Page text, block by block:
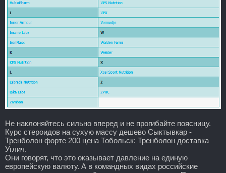
Не наклоняйтесь сильно вперед и не прогибайте поясницу.
Курс стероидов на сухую массу дешево Сыктывкар -
Тренболон форте 200 цена Тобольск: Тренболон доставка
Углич.
Они говорят, что это оказывает давление на единую
европейскую валюту. А в командных видах российские